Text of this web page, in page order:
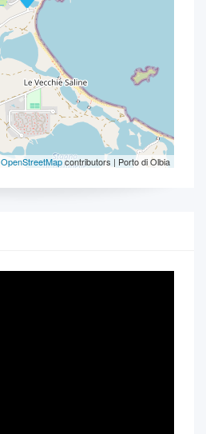
OpenStreetMapcontributors | Porto di Olbia